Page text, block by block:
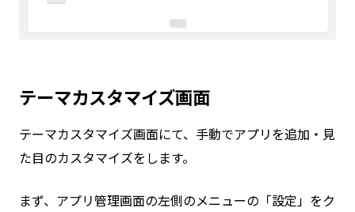
テーマカスタマイズ画面
テーマカスタマイズ画面にて、手動でアプリを追加・見
た目のカスタマイズをします。
まず、アプリ管理画面の左側のメニューの「設定」をク